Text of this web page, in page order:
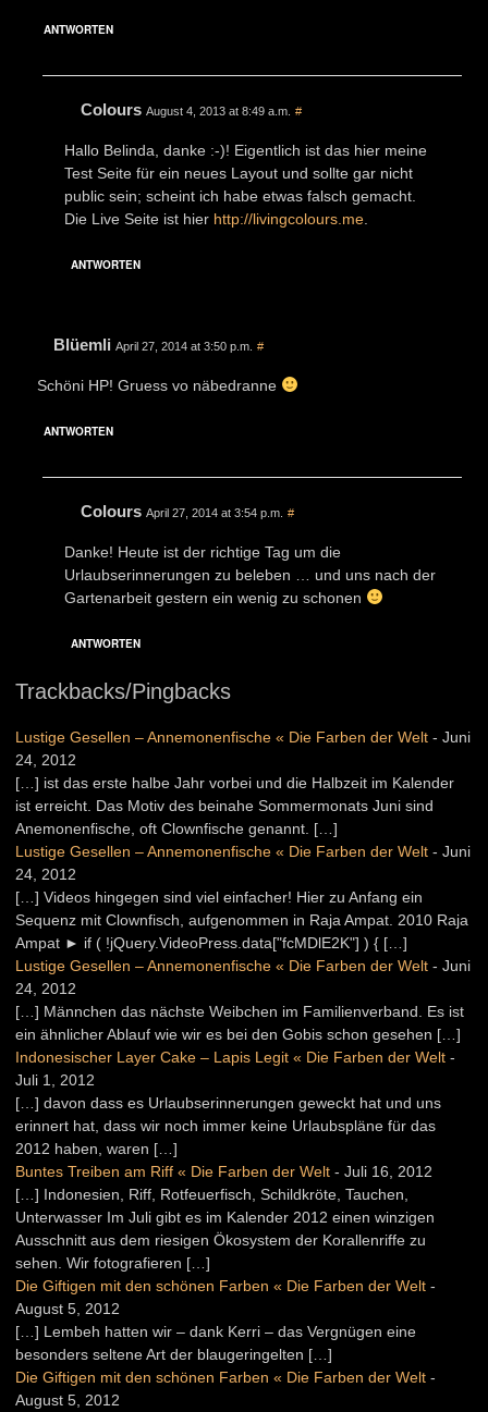
ANTWORTEN
Colours August 4, 2013 at 8:49 a.m. #
Hallo Belinda, danke :-)! Eigentlich ist das hier meine
Test Seite für ein neues Layout und sollte gar nicht
public sein; scheint ich habe etwas falsch gemacht.
Die Live Seite ist hier http://livingcolours.me
ANTWORTEN
Blüemli April 27, 2014 at 3:50 p.m. #
Schöni HP! Gruess vo näbedranne
ANTWORTEN
Colours April 27, 2014 at 3:54 p.m. #
Danke! Heute ist der richtige Tag um die
Urlaubserinnerungen zu beleben … und uns nach der
Gartenarbeit gestern ein wenig zu schonen
ANTWORTEN
Trackbacks/Pingbacks
Lustige Gesellen – Annemonenfische « Die Farben der Welt - Juni
24, 2012
[…] ist das erste halbe Jahr vorbei und die Halbzeit im Kalender
ist erreicht. Das Motiv des beinahe Sommermonats Juni sind
Anemonenfische, oft Clownfische genannt. […]
Lustige Gesellen – Annemonenfische « Die Farben der Welt - Juni
24, 2012
[…] Videos hingegen sind viel einfacher! Hier zu Anfang ein
Sequenz mit Clownfisch, aufgenommen in Raja Ampat. 2010 Raja
Ampat ► if ( !jQuery.VideoPress.data["fcMDlE2K"] ) { […]
Lustige Gesellen – Annemonenfische « Die Farben der Welt - Juni
24, 2012
[…] Männchen das nächste Weibchen im Familienverband. Es ist
ein ähnlicher Ablauf wie wir es bei den Gobis schon gesehen […]
Indonesischer Layer Cake – Lapis Legit « Die Farben der Welt -
Juli 1, 2012
[…] davon dass es Urlaubserinnerungen geweckt hat und uns
erinnert hat, dass wir noch immer keine Urlaubspläne für das
2012 haben, waren […]
Buntes Treiben am Riff « Die Farben der Welt - Juli 16, 2012
[…] Indonesien, Riff, Rotfeuerfisch, Schildkröte, Tauchen,
Unterwasser Im Juli gibt es im Kalender 2012 einen winzigen
Ausschnitt aus dem riesigen Ökosystem der Korallenriffe zu
sehen. Wir fotografieren […]
Die Giftigen mit den schönen Farben « Die Farben der Welt -
August 5, 2012
[…] Lembeh hatten wir – dank Kerri – das Vergnügen eine
besonders seltene Art der blaugeringelten […]
Die Giftigen mit den schönen Farben « Die Farben der Welt -
August 5, 2012